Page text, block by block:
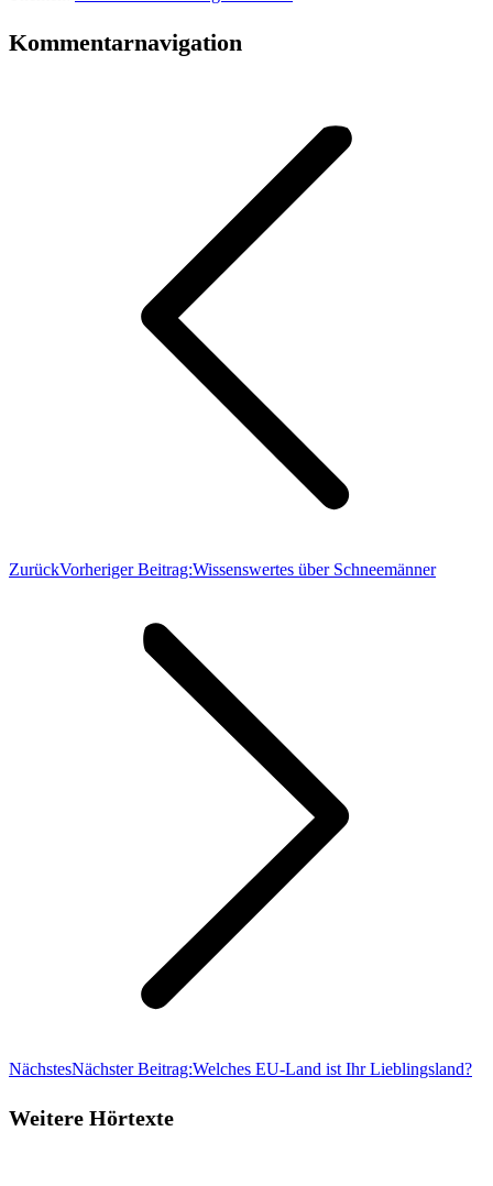
Kommentarnavigation
ZurückVorheriger Beitrag:Wissenswertes über Schneemänner
NächstesNächster Beitrag:Welches EU-Land ist Ihr Lieblingsland?
Weitere Hörtexte